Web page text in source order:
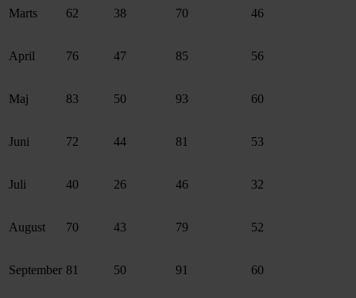
Marts 62 38 70 46
April 76 47 85 56
Maj 83 50 93 60
Juni 72 44 81 53
Juli 40 26 46 32
August 70 43 79 52
September 81 50 91 60